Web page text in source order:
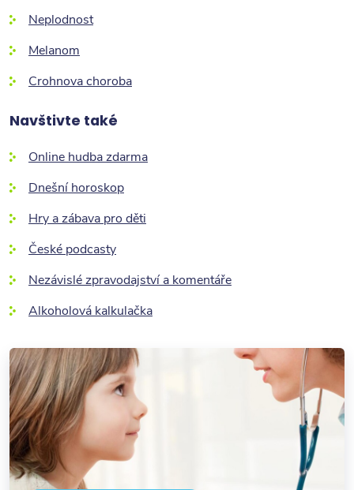
Neplodnost
Melanom
Crohnova choroba
Navštivte také
Online hudba zdarma
Dnešní horoskop
Hry a zábava pro děti
České podcasty
Nezávislé zpravodajství a komentáře
Alkoholová kalkulačka